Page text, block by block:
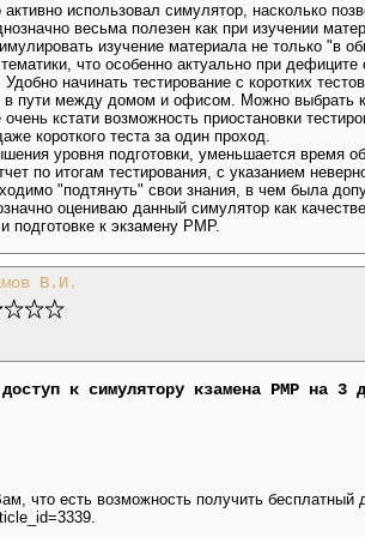
активно использовал симулятор, насколько
весьма полезен как при изучении
изучение материала не только "в
что особенно актуально при
Удобно начинать тестирование с коротких
пути между домом и офисом. Можно выбрать
кстати возможность приостановки
короткого теста за один проход.
уровня подготовки, уменьшается время
по итогам тестирования, с указанием
"подтянуть" свои знания, в чем была
оцениваю данный симулятор как
подготовке к экзамену PMP.
В.И.
к симулятору кзамена PMP на 3
что есть возможность получить бесплатный